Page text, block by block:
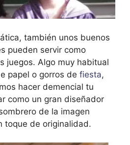
también unos buenos
pueden servir como
juegos. Algo muy habitual
papel o gorros de fiesta,
hacer demencial tu
como un gran diseñador
de la imagen
toque de originalidad.